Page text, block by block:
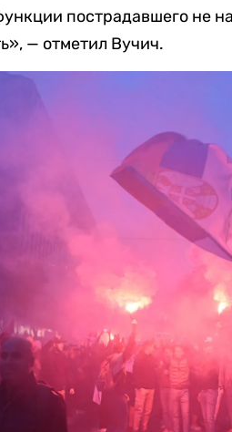
пострадавшего не
— отметил Вучич.